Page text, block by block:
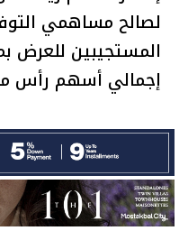
لصالح مساهمي
إجمالي أسهم رأس